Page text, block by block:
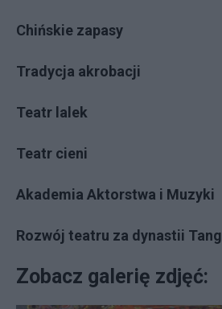
Chińskie zapasy
Tradycja akrobacji
Teatr lalek
Teatr cieni
Akademia Aktorstwa i Muzyki
Rozwój teatru za dynastii Tang
Zobacz galerię zdjęć: